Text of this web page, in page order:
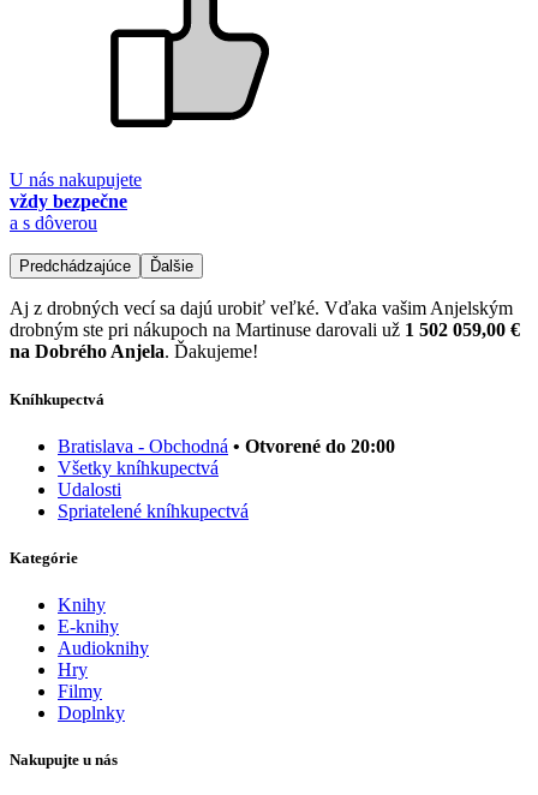
U nás nakupujete
vždy bezpečne
a s dôverou
Predchádzajúce Ďalšie
Aj z drobných vecí sa dajú urobiť veľké. Vďaka vašim Anjelským
drobným ste pri nákupoch na Martinuse darovali už 1 502 059,00 €
na Dobrého Anjela. Ďakujeme!
Kníhkupectvá
Bratislava - Obchodná • Otvorené do 20:00
Všetky kníhkupectvá
Udalosti
Spriatelené kníhkupectvá
Kategórie
Knihy
E-knihy
Audioknihy
Hry
Filmy
Doplnky
Nakupujte u nás